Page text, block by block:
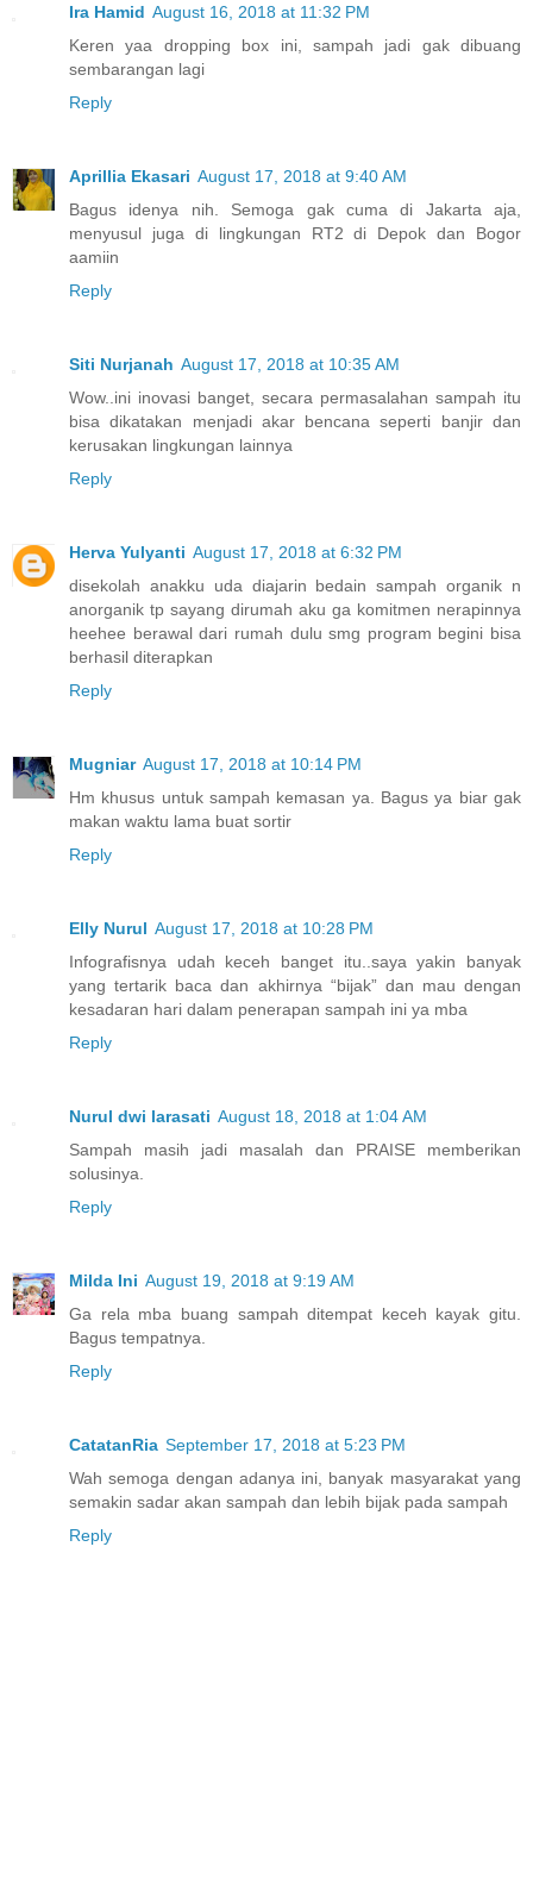
Ira Hamid August 16, 2018 at 11:32 PM
Keren yaa dropping box ini, sampah jadi gak dibuang
sembarangan lagi
Reply
Aprillia Ekasari August 17, 2018 at 9:40 AM
Bagus idenya nih. Semoga gak cuma di Jakarta aja,
menyusul juga di lingkungan RT2 di Depok dan Bogor
aamiin
Reply
Siti Nurjanah August 17, 2018 at 10:35 AM
Wow..ini inovasi banget, secara permasalahan sampah itu
bisa dikatakan menjadi akar bencana seperti banjir dan
kerusakan lingkungan lainnya
Reply
Herva Yulyanti August 17, 2018 at 6:32 PM
disekolah anakku uda diajarin bedain sampah organik n
anorganik tp sayang dirumah aku ga komitmen nerapinnya
heehee berawal dari rumah dulu smg program begini bisa
berhasil diterapkan
Reply
Mugniar August 17, 2018 at 10:14 PM
Hm khusus untuk sampah kemasan ya. Bagus ya biar gak
makan waktu lama buat sortir
Reply
Elly Nurul August 17, 2018 at 10:28 PM
Infografisnya udah keceh banget itu..saya yakin banyak
yang tertarik baca dan akhirnya “bijak” dan mau dengan
kesadaran hari dalam penerapan sampah ini ya mba
Reply
Nurul dwi larasati August 18, 2018 at 1:04 AM
Sampah masih jadi masalah dan PRAISE memberikan
solusinya.
Reply
Milda Ini August 19, 2018 at 9:19 AM
Ga rela mba buang sampah ditempat keceh kayak gitu.
Bagus tempatnya.
Reply
CatatanRia September 17, 2018 at 5:23 PM
Wah semoga dengan adanya ini, banyak masyarakat yang
semakin sadar akan sampah dan lebih bijak pada sampah
Reply